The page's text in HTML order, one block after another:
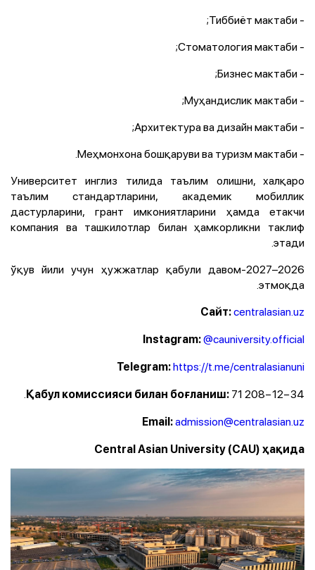
- Тиббиёт мактаби;
- Стоматология мактаби;
- Бизнес мактаби;
- Муҳандислик мактаби;
- Архитектура ва дизайн мактаби;
- Меҳмонхона бошқаруви ва туризм мактаби.
Университет инглиз тилида таълим олишни, халқаро
таълим стандартларини, академик мобиллик
дастурларини, грант имкониятларини ҳамда етакчи
компания ва ташкилотлар билан ҳамкорликни таклиф
этади.
2026–2027-ўқув йили учун ҳужжатлар қабули давом
этмоқда.
Сайт:centralasian.uz
Instagram:@cauniversity.official
Telegram:https://t.me/centralasianuni
Қабул комиссияси билан боғланиш: 71 208−12−34.
Email:admission@centralasian.uz
Central Asian University (CAU) ҳақида